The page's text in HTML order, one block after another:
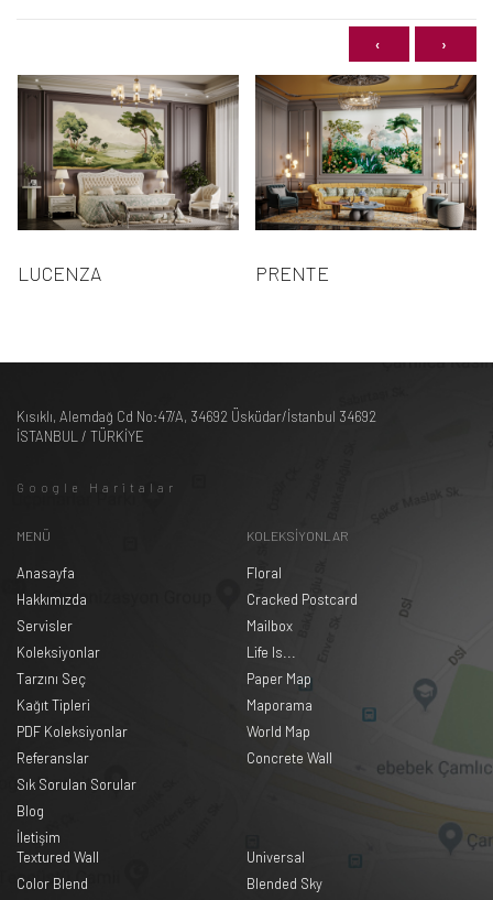
LUCENZA PRENTE
‹ ›
Kısıklı, Alemdağ Cd No:47/A, 34692 Üsküdar/İstanbul 34692
İSTANBUL / TÜRKİYE
Google Haritalar
MENÜ
Anasayfa
Hakkımızda
Servisler
Koleksiyonlar
Tarzını Seç
Kağıt Tipleri
PDF Koleksiyonlar
Referanslar
Sık Sorulan Sorular
Blog
İletişim
KOLEKSİYONLAR
Floral
Cracked Postcard
Mailbox
Life Is...
Paper Map
Maporama
World Map
Concrete Wall
Textured Wall
Color Blend
Universal
Blended Sky